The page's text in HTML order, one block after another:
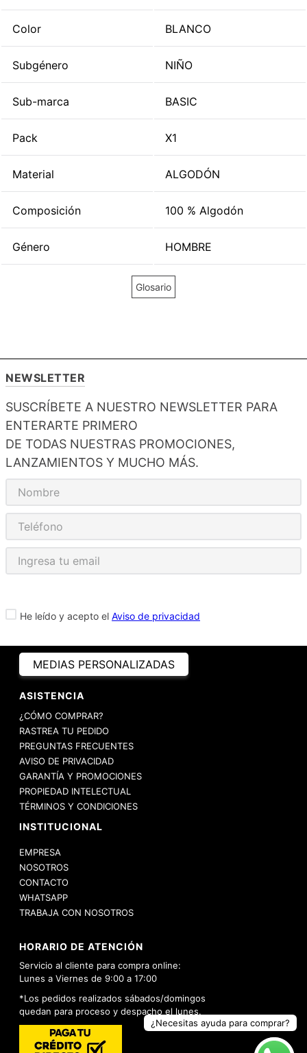
¿Necesitas ayuda para comprar?
Color BLANCO
Subgénero NIÑO
Sub-marca BASIC
Pack X1
Material ALGODÓN
Composición 100 % Algodón
Género HOMBRE
Glosario
NEWSLETTER
SUSCRÍBETE A NUESTRO NEWSLETTER PARA
ENTERARTE PRIMERO
DE TODAS NUESTRAS PROMOCIONES,
LANZAMIENTOS Y MUCHO MÁS.
He leído y acepto el Aviso de privacidad
MEDIAS PERSONALIZADAS
ASISTENCIA
¿CÓMO COMPRAR?
RASTREA TU PEDIDO
PREGUNTAS FRECUENTES
AVISO DE PRIVACIDAD
GARANTÍA Y PROMOCIONES
PROPIEDAD INTELECTUAL
TÉRMINOS Y CONDICIONES
INSTITUCIONAL
EMPRESA
NOSOTROS
CONTACTO
WHATSAPP
TRABAJA CON NOSOTROS
HORARIO DE ATENCIÓN
Servicio al cliente para compra online:
Lunes a Viernes de 9:00 a 17:00
*Los pedidos realizados sábados/domingos
quedan para proceso y despacho el lunes.